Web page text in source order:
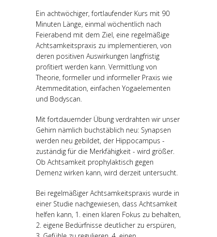
Ein achtwöchiger, fortlaufender Kurs mit 90
Minuten Länge, einmal wöchentlich nach
Feierabend mit dem Ziel, eine regelmäßige
Achtsamkeitspraxis zu implementieren, von
deren positiven Auswirkungen langfristig
profitiert werden kann. Vermittlung von
Theorie, formeller und informeller Praxis wie
Atemmeditation, einfachen Yogaelementen
und Bodyscan.
Mit fortdauernder Übung verdrahten wir unser
Gehirn nämlich buchstäblich neu: Synapsen
werden neu gebildet, der Hippocampus -
zuständig für die Merkfähigkeit - wird größer.
Ob Achtsamkeit prophylaktisch gegen
Demenz wirken kann, wird derzeit untersucht.
Bei regelmäßiger Achtsamkeitspraxis wurde in
einer Studie nachgewiesen, dass Achtsamkeit
helfen kann, 1. einen klaren Fokus zu behalten,
2. eigene Bedürfnisse deutlicher zu erspüren,